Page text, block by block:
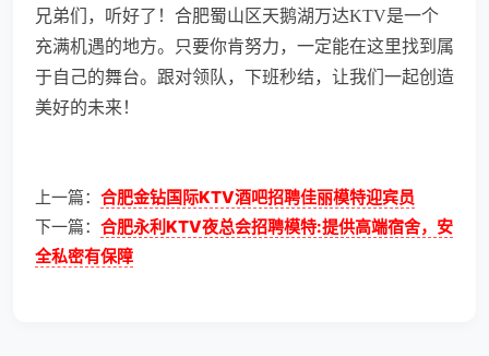
兄弟们，听好了！合肥蜀山区天鹅湖万达KTV是一个
充满机遇的地方。只要你肯努力，一定能在这里找到属
于自己的舞台。跟对领队，下班秒结，让我们一起创造
美好的未来！
上一篇： 合肥金钻国际KTV酒吧招聘佳丽模特迎宾员
下一篇： 合肥永利KTV夜总会招聘模特:提供高端宿舍，安
全私密有保障